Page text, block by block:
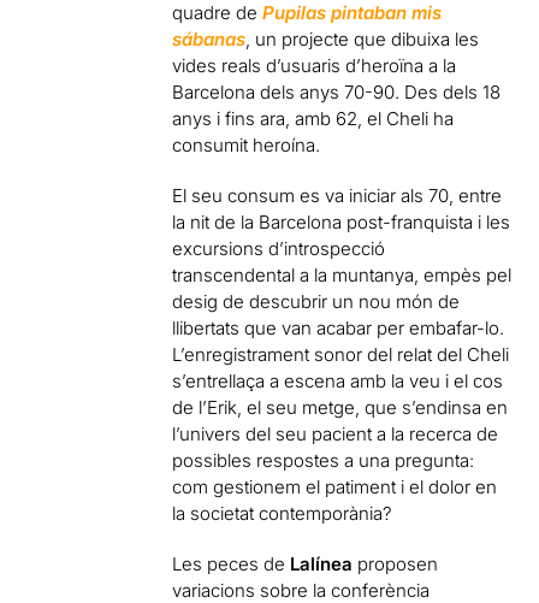
quadre dePupilas pintaban mis
sábanas, un projecte que dibuixa les
vides reals d’usuaris d’heroïna a la
Barcelona dels anys 70-90. Des dels 18
anys i fins ara, amb 62, el Cheli ha
consumit heroína.
El seu consum es va iniciar als 70, entre
la nit de la Barcelona post-franquista i les
excursions d’introspecció
transcendental a la muntanya, empès pel
desig de descubrir un nou món de
llibertats que van acabar per embafar-lo.
L’enregistrament sonor del relat del Cheli
s’entrellaça a escena amb la veu i el cos
de l’Erik, el seu metge, que s’endinsa en
l’univers del seu pacient a la recerca de
possibles respostes a una pregunta:
com gestionem el patiment i el dolor en
la societat contemporània?
Les peces de Lalínea proposen
variacions sobre la conferència